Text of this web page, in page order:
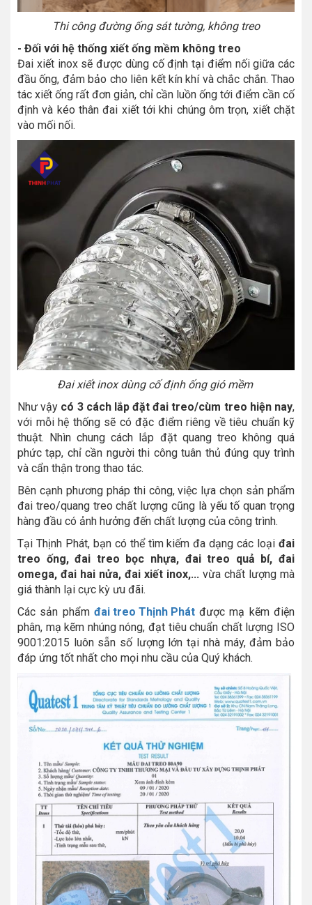
Thi công đường ống sát tường, không treo
- Đối với hệ thống xiết ống mềm không treo
Đai xiết inox sẽ được dùng cố định tại điểm nối giữa các
đầu ống, đảm bảo cho liên kết kín khí và chắc chắn. Thao
tác xiết ống rất đơn giản, chỉ cần luồn ống tới điểm cần cố
định và kéo thân đai xiết tới khi chúng ôm trọn, xiết chặt
vào mối nối.
Đai xiết inox dùng cố định ống gió mềm
Như vậy có 3 cách lắp đặt đai treo/cùm treo hiện nay,
với mỗi hệ thống sẽ có đặc điểm riêng về tiêu chuẩn kỹ
thuật. Nhìn chung cách lắp đặt quang treo không quá
phức tạp, chỉ cần người thi công tuân thủ đúng quy trình
và cẩn thận trong thao tác.
Bên cạnh phương pháp thi công, việc lựa chọn sản phẩm
đai treo/quang treo chất lượng cũng là yếu tố quan trọng
hàng đầu có ảnh hưởng đến chất lượng của công trình.
Tại Thịnh Phát, bạn có thể tìm kiếm đa dạng các loại đai
treo ống, đai treo bọc nhựa, đai treo quả bí, đai
omega, đai hai nửa, đai xiết inox,... vừa chất lượng mà
giá thành lại cực kỳ ưu đãi.
Các sản phẩm đai treo Thịnh Phátđược mạ kẽm điện
phân, mạ kẽm nhúng nóng, đạt tiêu chuẩn chất lượng ISO
9001:2015 luôn sẵn số lượng lớn tại nhà máy, đảm bảo
đáp ứng tốt nhất cho mọi nhu cầu của Quý khách.